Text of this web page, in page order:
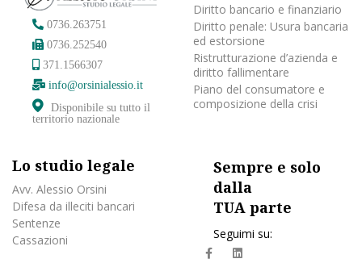
0736.263751
0736.252540
371.1566307
info@orsinialessio.it
Disponibile su tutto il
territorio nazionale
Diritto bancario e finanziario
Diritto penale: Usura bancaria
ed estorsione
Ristrutturazione d’azienda e
diritto fallimentare
Piano del consumatore e
composizione della crisi
Lo studio legale
Avv. Alessio Orsini
Difesa da illeciti bancari
Sentenze
Cassazioni
Sempre e solo
dalla
TUA parte
Seguimi su:
fa
fab